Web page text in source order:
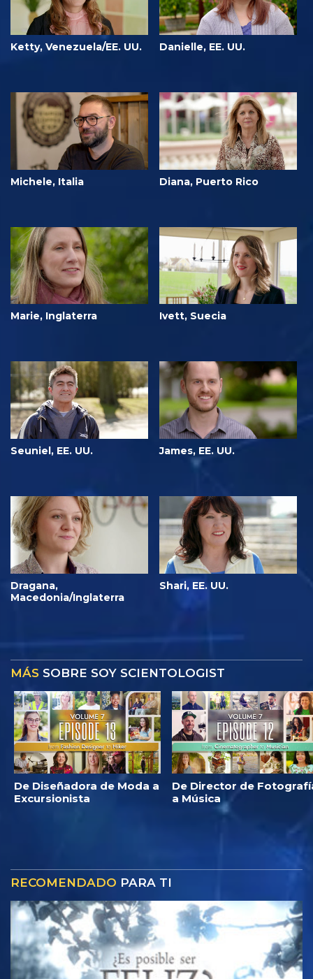
Ketty, Venezuela/EE. UU. Danielle, EE. UU.
Michele, Italia Diana, Puerto Rico
Marie, Inglaterra Ivett, Suecia
Seuniel, EE. UU. James, EE. UU.
Dragana,
Macedonia/Inglaterra
Shari, EE. UU.
MÁS SOBRE SOY SCIENTOLOGIST
De Diseñadora de Moda a
Excursionista
De Director de
a Música
RECOMENDADO PARA TI